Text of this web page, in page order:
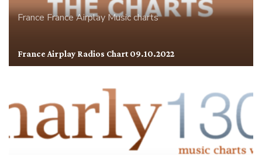
FranceFrance AirplayMusic charts
France Airplay Radios Chart 09.10.2022